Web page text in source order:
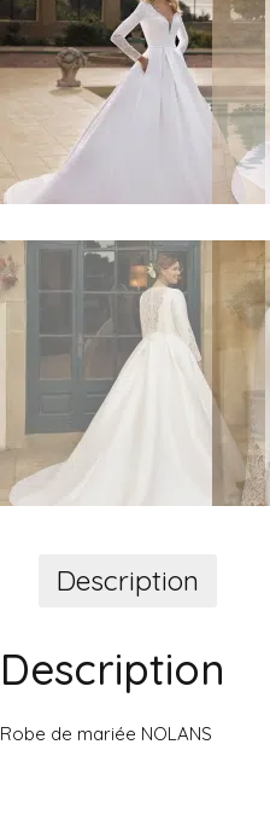
Description
Description
Robe de mariée NOLANS